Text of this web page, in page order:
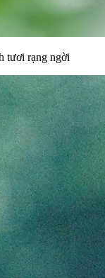
tươi rạng ngời